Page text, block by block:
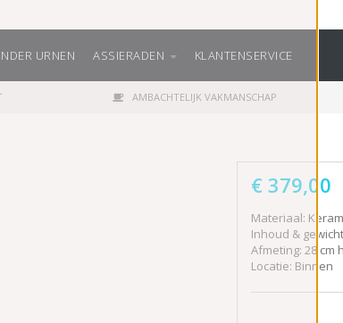
URNEN ASSIERADEN KLANTENSERVICE
AMBACHTELIJK VAKMANSCHAP
€ 379,00
Materiaal:
Inhoud &
Afmeting: 28 cm
Locatie: Binnen